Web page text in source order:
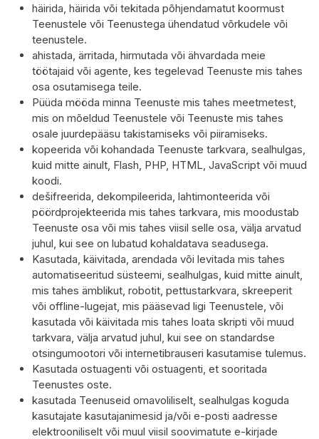
häirida, häirida või tekitada põhjendamatut koormust
Teenustele või Teenustega ühendatud võrkudele või
teenustele.
ahistada, ärritada, hirmutada või ähvardada meie
töötajaid või agente, kes tegelevad Teenuste mis tahes
osa osutamisega teile.
Püüda mööda minna Teenuste mis tahes meetmetest,
mis on mõeldud Teenustele või Teenuste mis tahes
osale juurdepääsu takistamiseks või piiramiseks.
kopeerida või kohandada Teenuste tarkvara, sealhulgas,
kuid mitte ainult, Flash, PHP, HTML, JavaScript või muud
koodi.
dešifreerida, dekompileerida, lahtimonteerida või
pöördprojekteerida mis tahes tarkvara, mis moodustab
Teenuste osa või mis tahes viisil selle osa, välja arvatud
juhul, kui see on lubatud kohaldatava seadusega.
Kasutada, käivitada, arendada või levitada mis tahes
automatiseeritud süsteemi, sealhulgas, kuid mitte ainult,
mis tahes ämblikut, robotit, pettustarkvara, skreeperit
või offline-lugejat, mis pääsevad ligi Teenustele, või
kasutada või käivitada mis tahes loata skripti või muud
tarkvara, välja arvatud juhul, kui see on standardse
otsingumootori või internetibrauseri kasutamise tulemus.
Kasutada ostuagenti või ostuagenti, et sooritada
Teenustes oste.
kasutada Teenuseid omavoliliselt, sealhulgas koguda
kasutajate kasutajanimesid ja/või e-posti aadresse
elektrooniliselt või muul viisil soovimatute e-kirjade